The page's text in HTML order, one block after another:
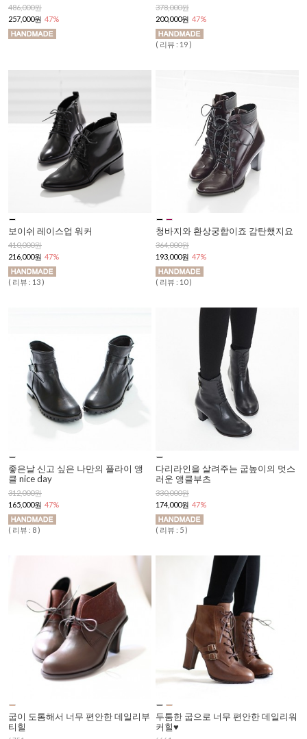
486,000원
257,000원 47%
378,000원
200,000원 47%
( 리뷰 : 19 )
보이쉬 레이스업 워커
410,000원
216,000원 47%
( 리뷰 : 13 )
청바지와 환상궁합이죠 감탄했지요
364,000원
193,000원 47%
( 리뷰 : 10 )
좋은날 신고 싶은 나만의 플라이 앵
클 nice day
312,000원
165,000원 47%
( 리뷰 : 8 )
다리라인을 살려주는 굽높이의 멋스
러운 앵클부츠
330,000원
174,000원 47%
( 리뷰 : 5 )
굽이 도톰해서 너무 편안한 데일리부
티힐
두툼한 굽으로 너무 편안한 데일리워
커힐♥